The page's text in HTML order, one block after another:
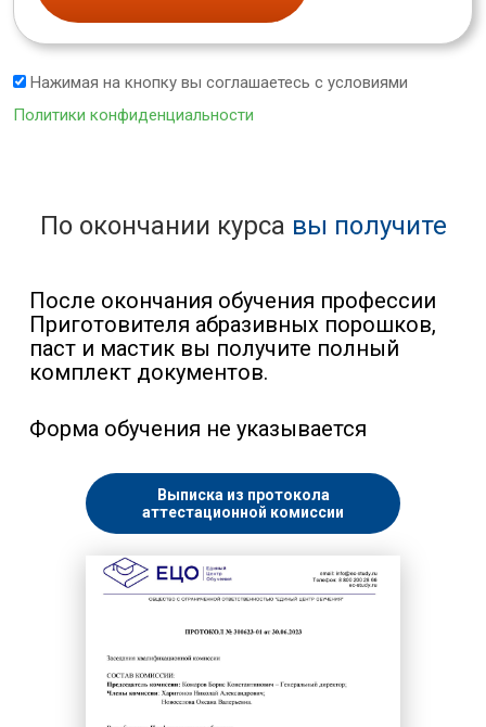
Нажимая на кнопку вы соглашаетесь с условиями
Политики конфиденциальности
По окончании курса вы получите
После окончания обучения профессии
Приготовителя абразивных порошков,
паст и мастик вы получите полный
комплект документов.
Форма обучения не указывается
Выписка из протокола
аттестационной комиссии